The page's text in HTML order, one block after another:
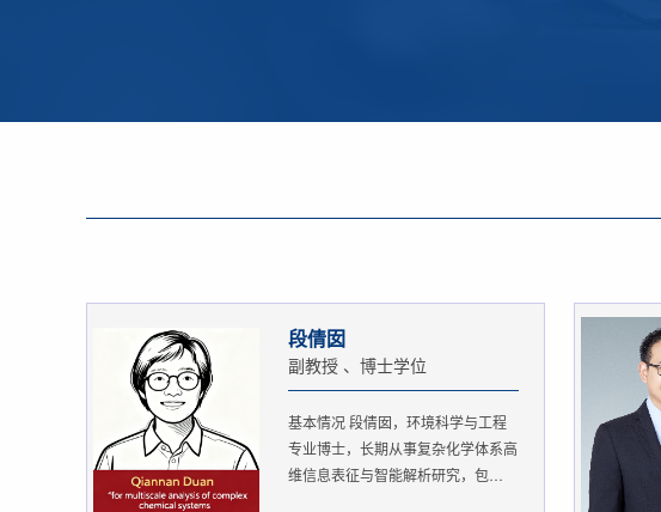
段倩囡
副教授 、博士学位
基本情况 段倩囡，环境科学与工程
专业博士，长期从事复杂化学体系高
维信息表征与智能解析研究，包